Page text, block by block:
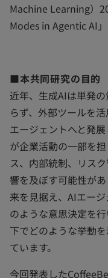
Machine Learning）
Modes in Agentic AI」
■本共同研究の目的
近年、生成AIは単発
らず、外部ツールを
エージェントへと発
が企業活動の一部を
ス、内部統制、リス
響を及ぼす可能性が
来を見据え、AIエー
のような意思決定を
下でどのような挙動
ています。
今回発表した